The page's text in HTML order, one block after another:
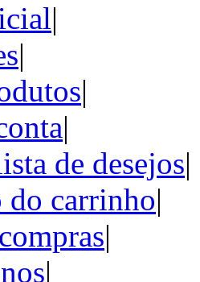
|
|
|
|
de desejos|
do carrinho|
|
|